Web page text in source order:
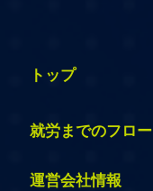
トップ
就労までのフロー
運営会社情報